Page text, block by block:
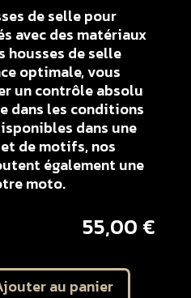
de selle pour
avec des matériaux
housses de selle
optimale, vous
un contrôle absolu
dans les conditions
dans une
de motifs, nos
également une
moto.
55,00 €
au panier